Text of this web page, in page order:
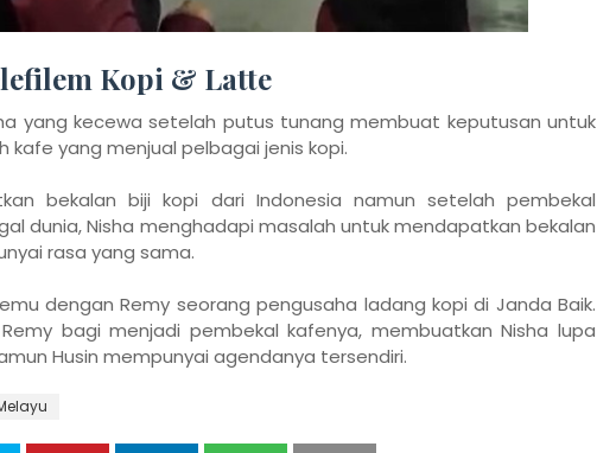
Kopi & Latte
yang kecewa setelah putus tunang membuat keputusan untuk
kafe yang menjual pelbagai jenis kopi.
bekalan biji kopi dari Indonesia namun setelah pembekal
dunia, Nisha menghadapi masalah untuk mendapatkan bekalan
rasa yang sama.
dengan Remy seorang pengusaha ladang kopi di Janda Baik.
bagi menjadi pembekal kafenya, membuatkan Nisha lupa
Husin mempunyai agendanya tersendiri.